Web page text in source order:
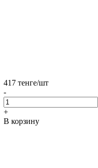
417 тенге/шт
-
+
В корзину